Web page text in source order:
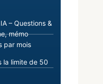
– Questions &
mémo
par mois
la limite de 50